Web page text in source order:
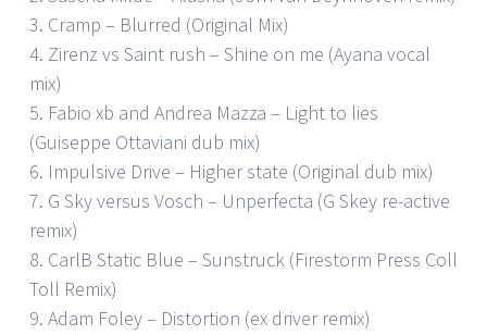
3. Cramp – Blurred (Original Mix)
4. Zirenz vs Saint rush – Shine on me (Ayana vocal
mix)
5. Fabio xb and Andrea Mazza – Light to lies
(Guiseppe Ottaviani dub mix)
6. Impulsive Drive – Higher state (Original dub mix)
7. G Sky versus Vosch – Unperfecta (G Skey re-active
remix)
8. CarlB Static Blue – Sunstruck (Firestorm Press Coll
Toll Remix)
9. Adam Foley – Distortion (ex driver remix)